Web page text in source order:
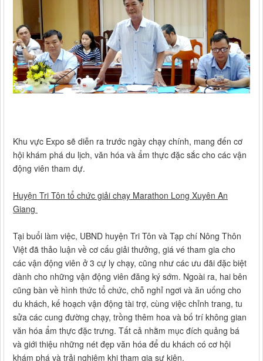
Khu vực Expo sẽ diễn ra trước ngày chạy chính, mang đến cơ
hội khám phá du lịch, văn hóa và ẩm thực đặc sắc cho các vận
động viên tham dự.
Huyện Tri Tôn tổ chức giải chạy Marathon Long Xuyên An
Giang
Tại buổi làm việc, UBND huyện Tri Tôn và Tạp chí Nông Thôn
Việt đã thảo luận về cơ cấu giải thưởng, giá vé tham gia cho
các vận động viên ở 3 cự ly chạy, cũng như các ưu đãi đặc biệt
dành cho những vận động viên đăng ký sớm. Ngoài ra, hai bên
cũng bàn về hình thức tổ chức, chỗ nghỉ ngơi và ăn uống cho
du khách, kế hoạch vận động tài trợ, cùng việc chỉnh trang, tu
sửa các cung đường chạy, trồng thêm hoa và bố trí không gian
văn hóa ẩm thực đặc trưng. Tất cả nhằm mục đích quảng bá
và giới thiệu những nét đẹp văn hóa để du khách có cơ hội
khám phá và trải nghiệm khi tham gia sự kiện.